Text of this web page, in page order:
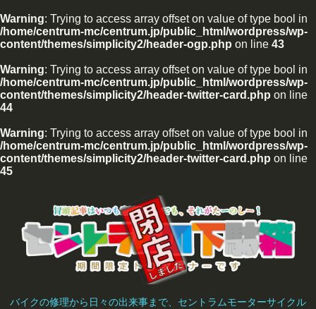
Warning: Trying to access array offset on value of type bool in
/home/centrum-mc/centrum.jp/public_html/wordpress/wp-
content/themes/simplicity2/header-ogp.php on line 43
Warning: Trying to access array offset on value of type bool in
/home/centrum-mc/centrum.jp/public_html/wordpress/wp-
content/themes/simplicity2/header-twitter-card.php on line
44
Warning: Trying to access array offset on value of type bool in
/home/centrum-mc/centrum.jp/public_html/wordpress/wp-
content/themes/simplicity2/header-twitter-card.php on line
45
バイクの修理から日々の出来事まで、セントラムモーターサイクル